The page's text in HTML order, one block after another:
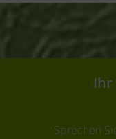
Ihr
Sprechen